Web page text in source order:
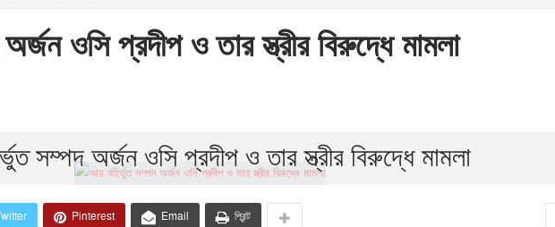
ওসি প্রদীপ ও তার স্ত্রীর বিরুদ্ধে মামলা
সম্পদ অর্জন ওসি প্রদীপ ও তার স্ত্রীর বিরুদ্ধে মামলা
Pinterest Email প্রিন্ট